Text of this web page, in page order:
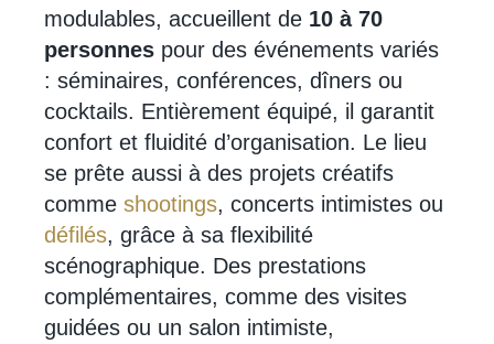
modulables, accueillent de 10 à 70
personnes pour des événements variés
: séminaires, conférences, dîners ou
cocktails. Entièrement équipé, il garantit
confort et fluidité d’organisation. Le lieu
se prête aussi à des projets créatifs
comme shootings, concerts intimistes ou
défilés, grâce à sa flexibilité
scénographique. Des prestations
complémentaires, comme des visites
guidées ou un salon intimiste,